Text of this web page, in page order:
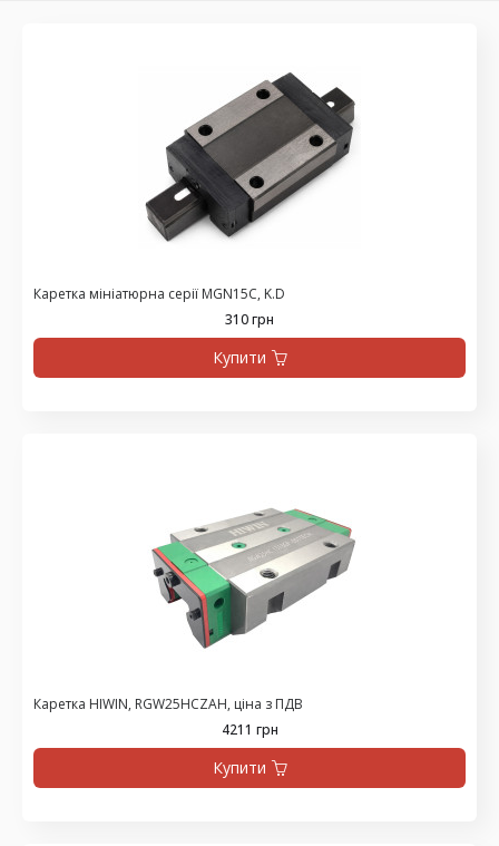
Каретка мініатюрна серії MGN15C, K.D
310 грн
Купити
Каретка HIWIN, RGW25HCZAH, ціна з ПДВ
4211 грн
Купити